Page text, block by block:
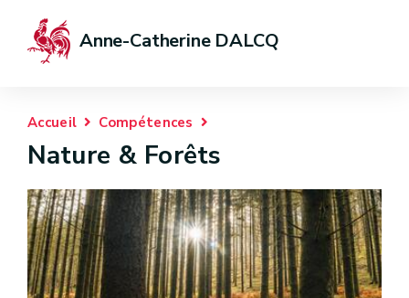
Anne-Catherine DALCQ
Accueil Compétences
Nature & Forêts